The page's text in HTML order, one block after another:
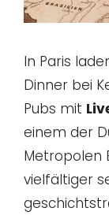
In Paris
Dinner bei
Pubs mit
einem der
Metropolen
vielfältiger